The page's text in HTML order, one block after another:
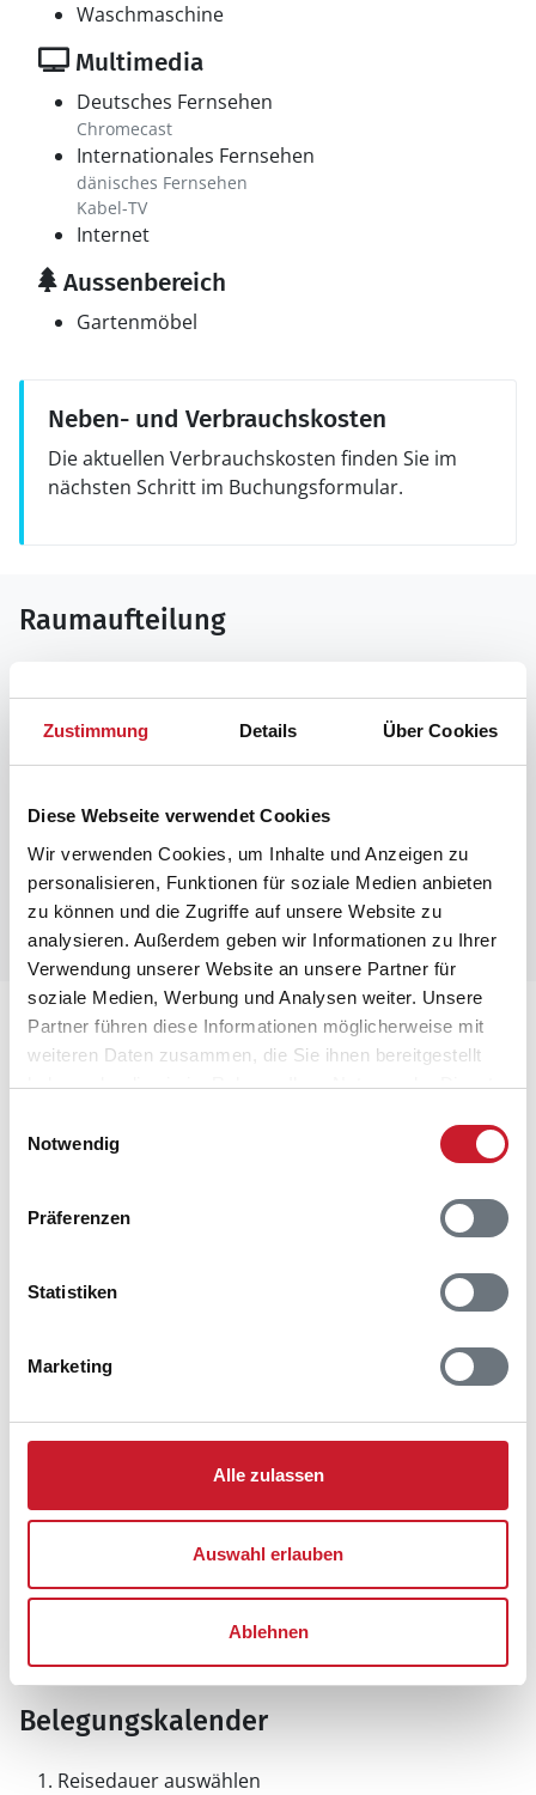
Zustimmung Details Über Cookies
Diese Webseite verwendet Cookies
Wir verwenden Cookies, um Inhalte und Anzeigen zu
personalisieren, Funktionen für soziale Medien anbieten
zu können und die Zugriffe auf unsere Website zu
analysieren. Außerdem geben wir Informationen zu Ihrer
Verwendung unserer Website an unsere Partner für
soziale Medien, Werbung und Analysen weiter. Unsere
Partner führen diese Informationen möglicherweise mit
weiteren Daten zusammen, die Sie ihnen bereitgestellt
haben oder die sie im Rahmen Ihrer Nutzung der Dienste
Notwendig
Präferenzen
Statistiken
Marketing
Alle zulassen
Auswahl erlauben
Ablehnen
Waschmaschine
Multimedia
Deutsches Fernsehen
Chromecast
Internationales Fernsehen
dänisches Fernsehen
Kabel-TV
Internet
Aussenbereich
Gartenmöbel
Neben- und Verbrauchskosten
Die aktuellen Verbrauchskosten finden Sie im
nächsten Schritt im Buchungsformular.
Raumaufteilung
Lageplan
Adresse
Portlandsvej 67
Belegungskalender
Reisedauer auswählen